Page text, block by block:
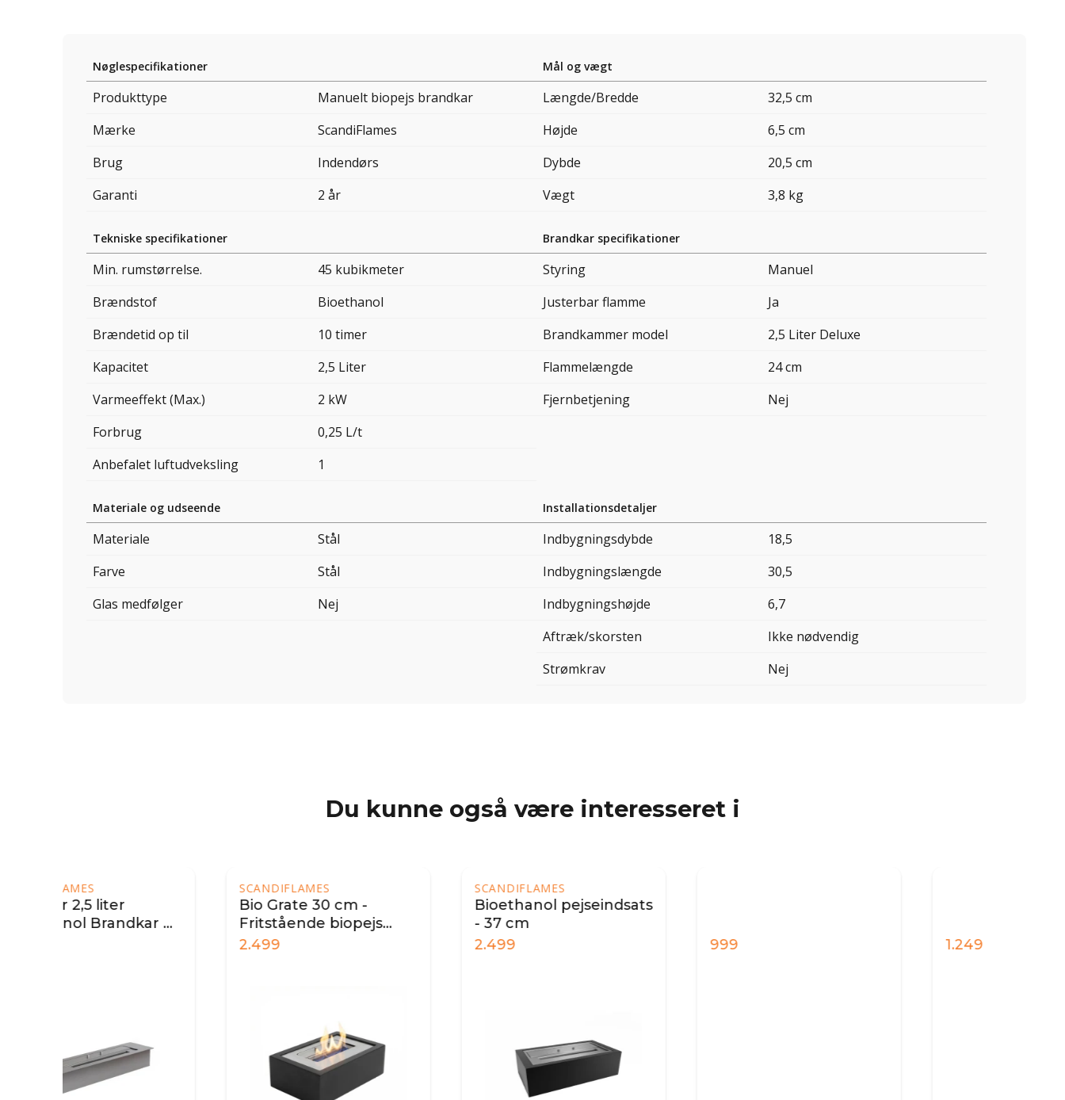
Nøglespecifikationer
Produkttype
Manuelt biopejs brandkar
Mærke
ScandiFlames
Brug
Indendørs
Garanti
2 år
Mål og vægt
Længde/Bredde
32,5 cm
Højde
6,5 cm
Dybde
20,5 cm
Vægt
3,8 kg
Tekniske specifikationer
Min. rumstørrelse.
45 kubikmeter
Brændstof
Bioethanol
Brændetid op til
10 timer
Kapacitet
2,5 Liter
Varmeeffekt (Max.)
2 kW
Forbrug
0,25 L/t
Anbefalet luftudveksling
1
Brandkar specifikationer
Styring
Manuel
Justerbar flamme
Ja
Brandkammer model
2,5 Liter Deluxe
Flammelængde
24 cm
Fjernbetjening
Nej
Materiale og udseende
Materiale
Stål
Farve
Stål
Glas medfølger
Nej
Installationsdetaljer
Indbygningsdybde
18,5
Indbygningslængde
30,5
Indbygningshøjde
6,7
Aftræk/skorsten
Ikke nødvendig
Strømkrav
Nej
Du kunne også være interesseret i
SCANDIFLAMES
Bio Grate 30 cm -
Fritstående biopejs
SCANDIFLAMES
Bioethanol pejseindsats
- 37 cm